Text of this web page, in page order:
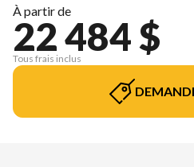
À partir de
22 484 $
Tous frais inclus